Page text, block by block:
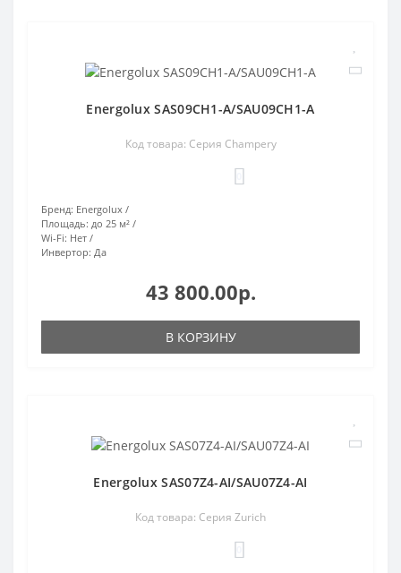
Energolux SAS09CH1-A/SAU09CH1-A
Код товара: Серия Champery
Бренд: Energolux
Площадь: до 25 м²
Wi-Fi: Нет
Инвертор: Да
43 800.00р.
В КОРЗИНУ
Energolux SAS07Z4-AI/SAU07Z4-AI
Код товара: Серия Zurich